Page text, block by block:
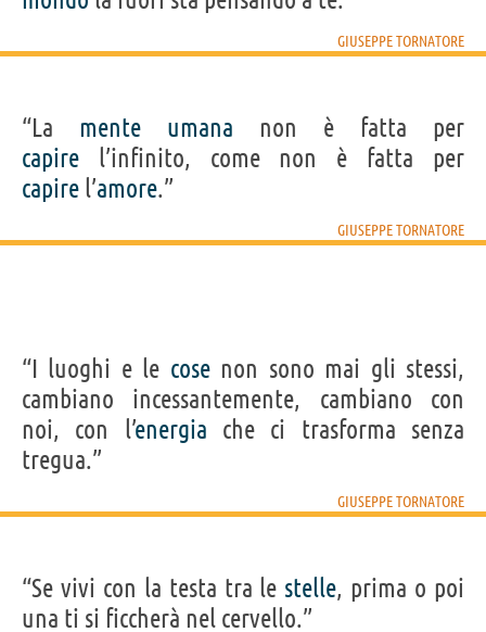
GIUSEPPE TORNATORE
“La mente umana non è fatta per
capire l’infinito, come non è fatta per
capire l’amore.”
GIUSEPPE TORNATORE
“I luoghi e le cosenon sono mai gli stessi,
cambiano incessantemente, cambiano con
noi, con l’energia che ci trasforma senza
tregua.”
GIUSEPPE TORNATORE
“Se vivi con la testa tra le stelle, prima o poi
una ti si ficcherà nel cervello.”